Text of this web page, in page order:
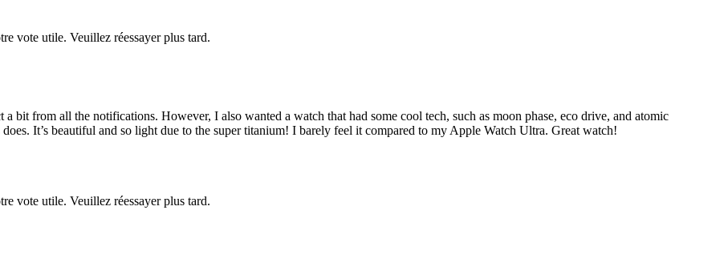
vote utile. Veuillez réessayer plus tard.
bit from all the notifications. However, I also wanted a watch that had some cool tech, such as moon phase, eco drive, and atomic
It’s beautiful and so light due to the super titanium! I barely feel it compared to my Apple Watch Ultra. Great watch!
vote utile. Veuillez réessayer plus tard.